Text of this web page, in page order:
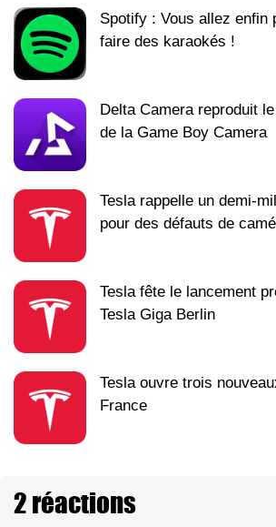
Spotify : Vous allez enfin
faire des karaokés !
Delta Camera reproduit
de la Game Boy Camera
Tesla rappelle un demi-
pour des défauts de
Tesla fête le lancement
Tesla Giga Berlin
Tesla ouvre trois
France
2 réactions